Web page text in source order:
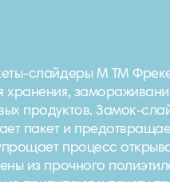
слайдеры М ТМ
хранения,
продуктов. Замок-
пакет и
процесс
из прочного